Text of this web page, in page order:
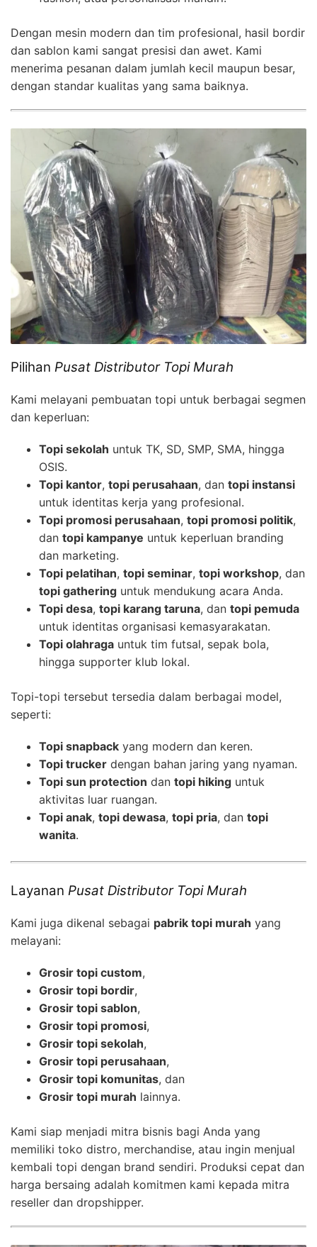
Dengan mesin modern dan tim profesional, hasil bordir
dan sablon kami sangat presisi dan awet. Kami
menerima pesanan dalam jumlah kecil maupun besar,
dengan standar kualitas yang sama baiknya.
Pilihan Pusat Distributor Topi Murah
Kami melayani pembuatan topi untuk berbagai segmen
dan keperluan:
Topi sekolah untuk TK, SD, SMP, SMA, hingga
OSIS.
Topi kantor, topi perusahaan, dan topi instansi
untuk identitas kerja yang profesional.
Topi promosi perusahaan, topi promosi politik,
dan topi kampanye untuk keperluan branding
dan marketing.
Topi pelatihan, topi seminar, topi workshop, dan
topi gathering untuk mendukung acara Anda.
Topi desa, topi karang taruna, dan topi pemuda
untuk identitas organisasi kemasyarakatan.
Topi olahraga untuk tim futsal, sepak bola,
hingga supporter klub lokal.
Topi-topi tersebut tersedia dalam berbagai model,
seperti:
Topi snapback yang modern dan keren.
Topi trucker dengan bahan jaring yang nyaman.
Topi sun protection dan topi hiking untuk
aktivitas luar ruangan.
Topi anak, topi dewasa, topi pria, dan topi
wanita.
Layanan Pusat Distributor Topi Murah
Kami juga dikenal sebagai pabrik topi murah yang
melayani:
Grosir topi custom,
Grosir topi bordir,
Grosir topi sablon,
Grosir topi promosi,
Grosir topi sekolah,
Grosir topi perusahaan,
Grosir topi komunitas, dan
Grosir topi murah lainnya.
Kami siap menjadi mitra bisnis bagi Anda yang
memiliki toko distro, merchandise, atau ingin menjual
kembali topi dengan brand sendiri. Produksi cepat dan
harga bersaing adalah komitmen kami kepada mitra
reseller dan dropshipper.